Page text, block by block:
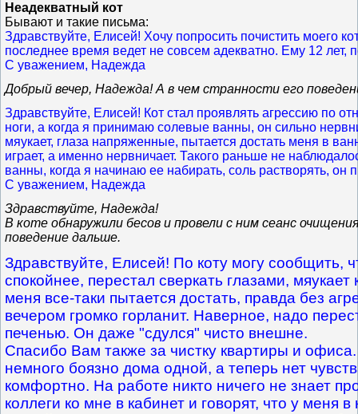
Неадекватный кот
Бывают и такие письма:
Здравствуйте, Елисей! Хочу попросить почистить моего
последнее время ведет не совсем адекватно. Ему 12 лет,
С уважением, Надежда
Добрый вечер, Надежда! А в чем странности его
Здравствуйте, Елисей! Кот стал проявлять агрессию по
ноги, а когда я принимаю солевые ванны, он сильно
мяукает, глаза напряженные, пытается достать меня в
играет, а именно нервничает. Такого раньше не
ванны, когда я начинаю ее набирать, соль растворять, он
С уважением, Надежда
Здравствуйте, Надежда!
В коте обнаружили бесов и провели с ним сеанс
поведение дальше.
Здравствуйте, Елисей! По коту могу сообщить,
спокойнее, перестал сверкать глазами, мяукает
меня все-таки пытается достать, правда без
вечером громко горланит. Наверное, надо
печенью. Он даже "сдулся" чисто внешне.
Спасибо Вам также за чистку квартиры и
немного боязно дома одной, а теперь нет
комфортно. На работе никто ничего не знает
коллеги ко мне в кабинет и говорят, что у меня в